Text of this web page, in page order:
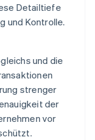
Detailtiefe
und Kontrolle.
und die
strenger
der
vor